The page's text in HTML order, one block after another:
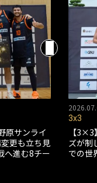
原サンライ
更も立ち見
へ進む8チー
3x3
【
ズが制
での世